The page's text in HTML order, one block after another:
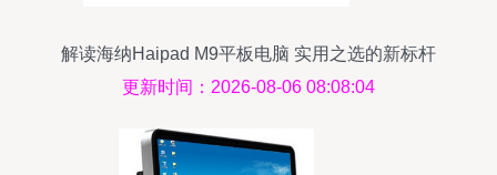
解读海纳Haipad M9平板电脑 实用之选的新标杆
更新时间：2026-08-06 08:08:04